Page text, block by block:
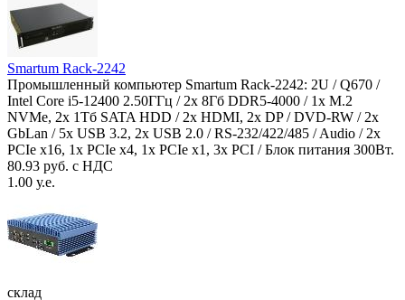
Smartum Rack-2242
Промышленный компьютер Smartum Rack-2242: 2U / Q670 /
Intel Core i5-12400 2.50ГГц / 2x 8Гб DDR5-4000 / 1x M.2
NVMe, 2x 1Тб SATA HDD / 2x HDMI, 2x DP / DVD-RW / 2x
GbLan / 5x USB 3.2, 2x USB 2.0 / RS-232/422/485 / Audio / 2x
PCIe x16, 1x PCIe x4, 1x PCIe x1, 3x PCI / Блок питания 300Вт.
80.93 руб. с НДС
1.00 у.е.
склад